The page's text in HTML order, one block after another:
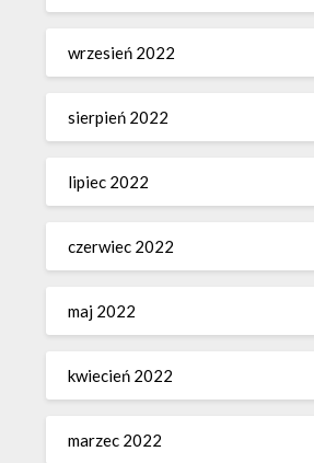
wrzesień 2022
sierpień 2022
lipiec 2022
czerwiec 2022
maj 2022
kwiecień 2022
marzec 2022